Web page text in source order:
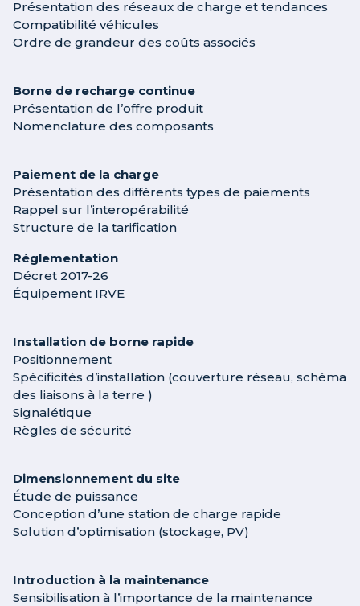
Présentation des réseaux de charge et tendances
Compatibilité véhicules
Ordre de grandeur des coûts associés
Borne de recharge continue
Présentation de l’offre produit
Nomenclature des composants
Paiement de la charge
Présentation des différents types de paiements
Rappel sur l’interopérabilité
Structure de la tarification
Réglementation
Décret 2017-26
Équipement IRVE
Installation de borne rapide
Positionnement
Spécificités d’installation (couverture réseau, schéma
des liaisons à la terre )
Signalétique
Règles de sécurité
Dimensionnement du site
Étude de puissance
Conception d’une station de charge rapide
Solution d’optimisation (stockage, PV)
Introduction à la maintenance
Sensibilisation à l’importance de la maintenance